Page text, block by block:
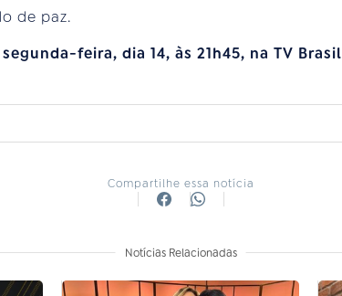
de paz.
feira, dia 14, às 21h45, na TV Brasil
Compartilhe essa notícia
Notícias Relacionadas